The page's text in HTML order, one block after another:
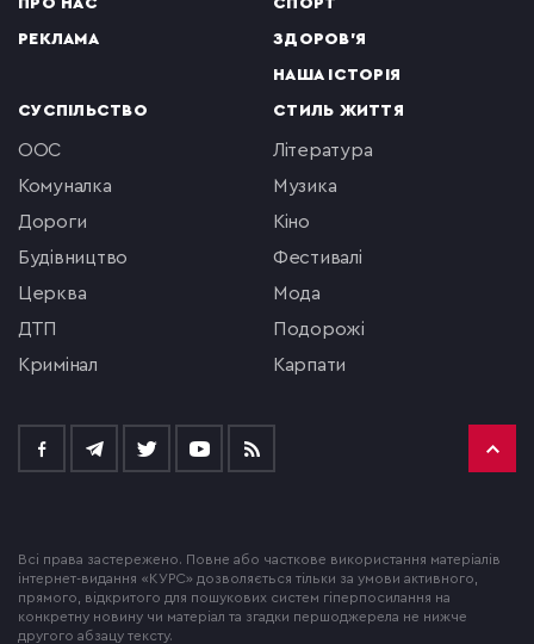
ПРО НАС
РЕКЛАМА
СПОРТ
ЗДОРОВ'Я
НАША ІСТОРІЯ
СУСПІЛЬСТВО
ООС
комуналка
Дороги
будівництво
церква
ДТП
кримінал
СТИЛЬ ЖИТТЯ
література
музика
кіно
фестивалі
мода
подорожі
Карпати
Всі права застережено. Повне або часткове використання матеріалів
інтернет-видання «КУРС» дозволяється тільки за умови активного,
прямого, відкритого для пошукових систем гіперпосилання на
конкретну новину чи матеріал та згадки першоджерела не нижче
другого абзацу тексту.